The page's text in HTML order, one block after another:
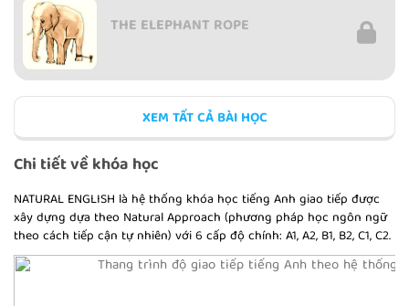
THE ELEPHANT ROPE
THE SYMBOL OF PEACE
MOUNT FUJI
XEM TẤT CẢ BÀI HỌC
Chi tiết về khóa học
NATURAL ENGLISH là hệ thống khóa học tiếng Anh giao tiếp được
xây dựng dựa theo Natural Approach (phương pháp học ngôn ngữ
theo cách tiếp cận tự nhiên) với 6 cấp độ chính: A1, A2, B1, B2, C1, C2.